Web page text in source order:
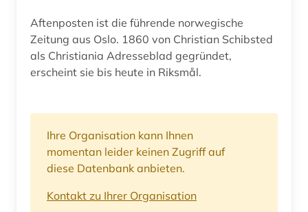
Aftenposten ist die führende norwegische
Zeitung aus Oslo. 1860 von Christian Schibsted
als Christiania Adresseblad gegründet,
erscheint sie bis heute in Riksmål.
Ihre Organisation kann Ihnen
momentan leider keinen Zugriff auf
diese Datenbank anbieten.
Kontakt zu Ihrer Organisation